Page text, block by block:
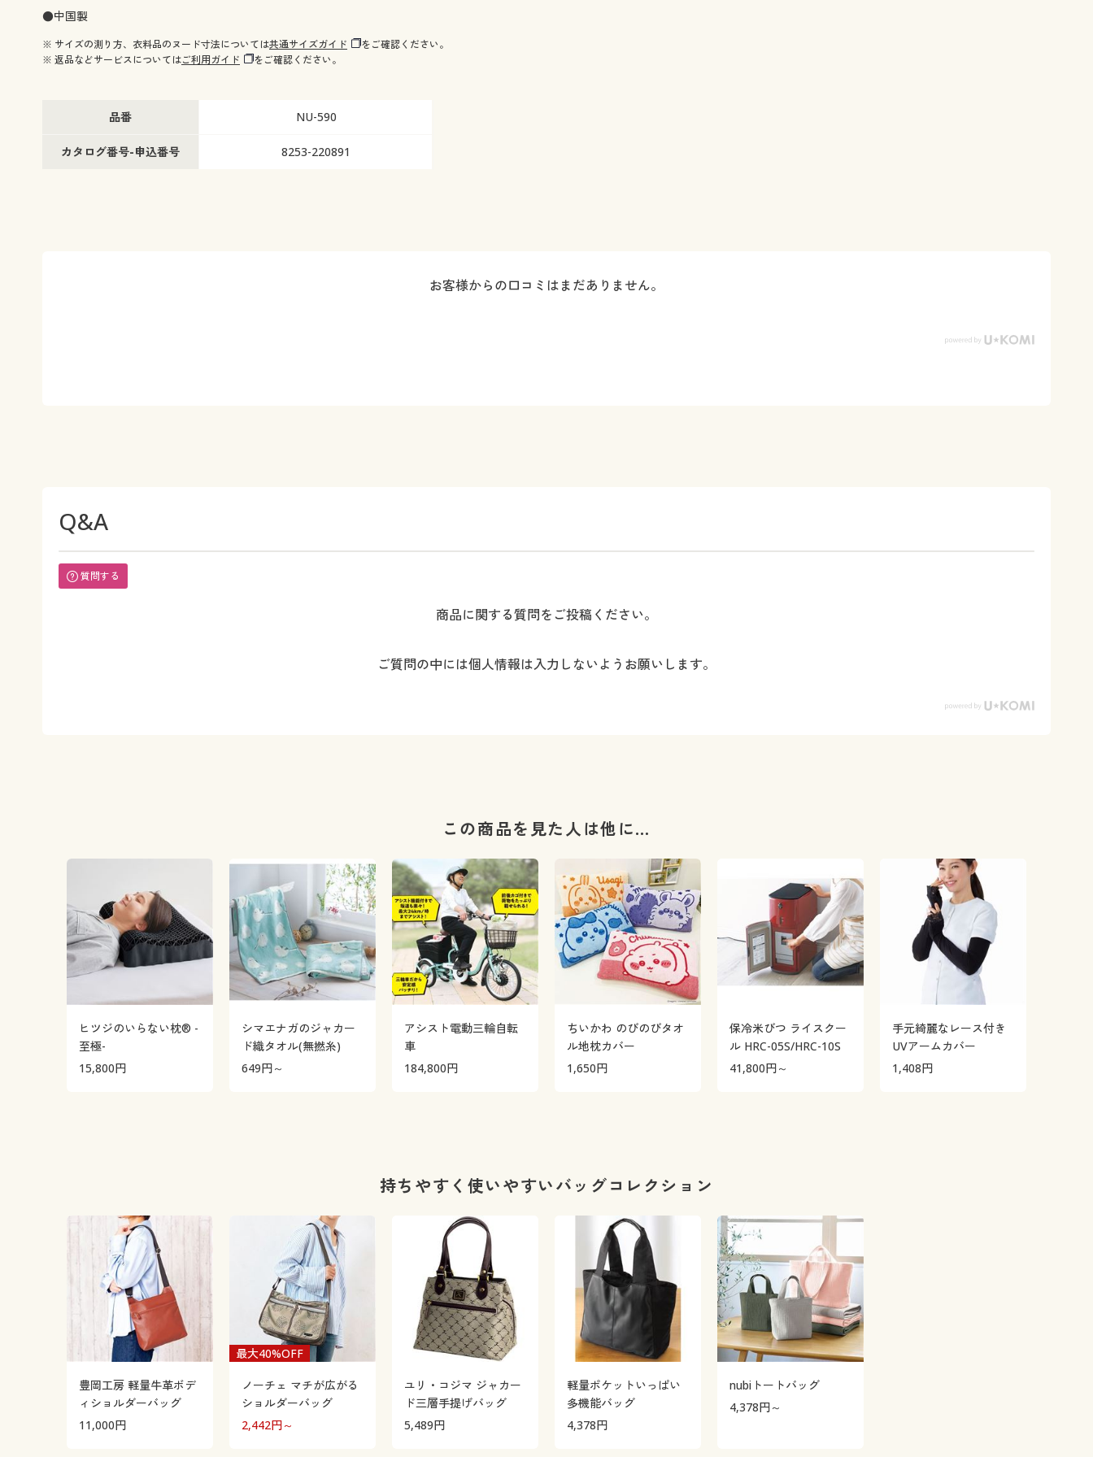
●中国製
※ サイズの測り方、衣料品のヌード寸法については共通サイズガイド
をご確認ください。
※ 返品などサービスについてはご利用ガイド をご確認ください。
品番 NU-590
カタログ番号-申込番号 8253-220891
お客様からの口コミはまだありません。
Q&A
質問する
商品に関する質問をご投稿ください。
ご質問の中には個人情報は入力しないようお願いします。
この商品を見た人は他に…
ヒツジのいらない枕® -
至極-
15,800円
シマエナガのジャカー
ド織タオル(無撚糸)
649円～
アシスト電動三輪自転
車
184,800円
ちいかわ のびのびタオ
ル地枕カバー
1,650円
保冷米びつ ライスクー
ル HRC-05S/HRC-10S
41,800円～
手元綺麗なレース付き
UVアームカバー
1,408円
持ちやすく使いやすいバッグコレクション
豊岡工房 軽量牛革ボデ
ィショルダーバッグ
11,000円
ノーチェ マチが広がる
ショルダーバッグ
最大40%OFF
2,442円～
ユリ・コジマ ジャカー
ド三層手提げバッグ
5,489円
軽量ポケットいっぱい
多機能バッグ
4,378円
nubiトートバッグ
4,378円～